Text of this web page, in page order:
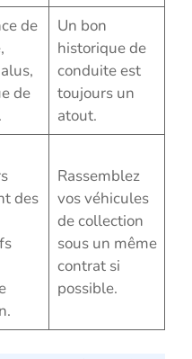
de
de
Un bon
historique de
conduite est
toujours un
atout.
des
Rassemblez
vos véhicules
de collection
sous un même
contrat si
possible.